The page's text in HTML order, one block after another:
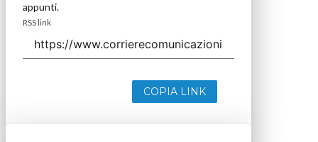
appunti.
RSS link
COPIA LINK